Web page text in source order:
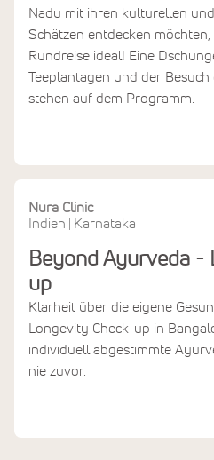
Nadu mit ihren kulturellen
Schätzen entdecken möchten,
Rundreise ideal! Eine
Teeplantagen und der
stehen auf dem Programm.
Nura Clinic
Indien
Karnataka
Beyond Ayurveda -
up
Klarheit über die eigene
Longevity Check-up in
individuell abgestimmte
nie zuvor.